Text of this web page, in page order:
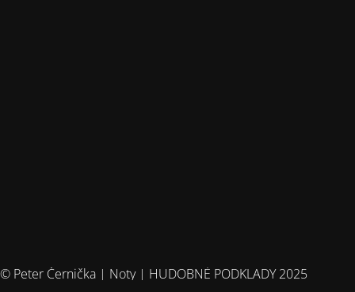
© Peter Černička | Noty | HUDOBNÉ PODKLADY 2025